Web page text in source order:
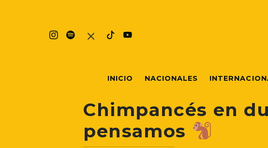
INICIO NACIONALES
Chimpancés en
pensamos